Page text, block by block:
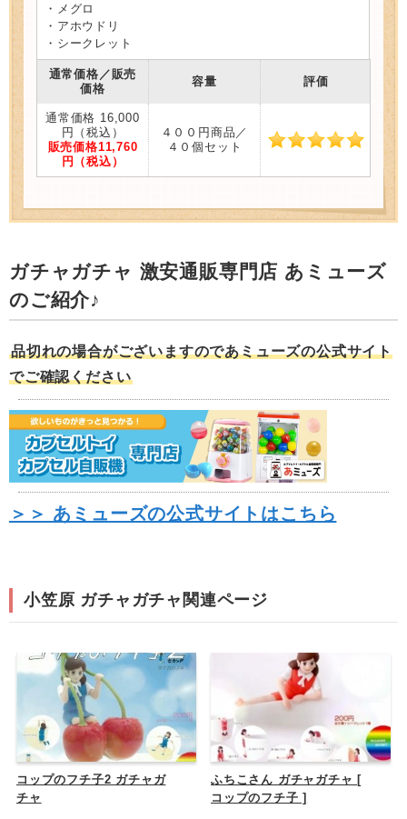
・メグロ
・アホウドリ
・シークレット
通常価格／販売
価格
容量 評価
通常価格 16,000
円（税込）
販売価格11,760
円（税込）
４００円商品／
４０個セット
ガチャガチャ 激安通販専門店 あミューズ
のご紹介♪
品切れの場合がございますのであミューズの公式サイト
でご確認ください
＞＞ あミューズの公式サイトはこちら
小笠原 ガチャガチャ関連ページ
コップのフチ子2 ガチャガ
チャ
ふちこさん ガチャガチャ [
コップのフチ子 ]